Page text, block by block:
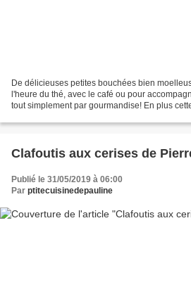
De délicieuses petites bouchées bien
l'heure du thé, avec le café ou pour
tout simplement par gourmandise! En plus
Clafoutis aux cerises de
Publié le 31/05/2019 à 06:00
Par ptitecuisinedepauline